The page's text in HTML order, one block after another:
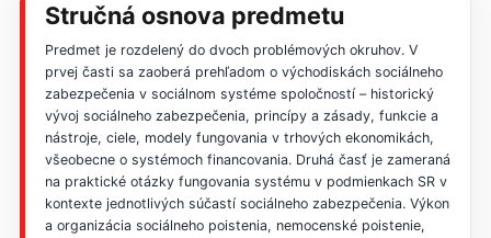
Stručná osnova predmetu
Predmet je rozdelený do dvoch problémových okruhov. V
prvej časti sa zaoberá prehľadom o východiskách sociálneho
zabezpečenia v sociálnom systéme spoločností – historický
vývoj sociálneho zabezpečenia, princípy a zásady, funkcie a
nástroje, ciele, modely fungovania v trhových ekonomikách,
všeobecne o systémoch financovania. Druhá časť je zameraná
na praktické otázky fungovania systému v podmienkach SR v
kontexte jednotlivých súčastí sociálneho zabezpečenia. Výkon
a organizácia sociálneho poistenia, nemocenské poistenie,